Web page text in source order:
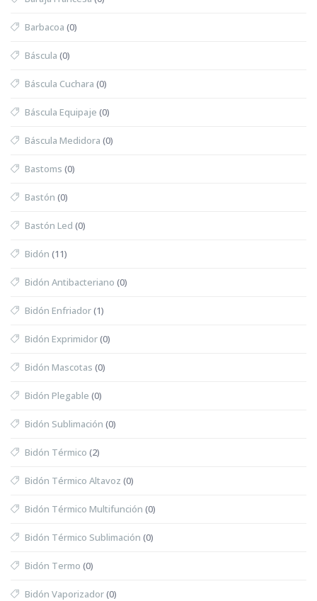
Barbacoa (0)
Báscula (0)
Báscula Cuchara (0)
Báscula Equipaje (0)
Báscula Medidora (0)
Bastoms (0)
Bastón (0)
Bastón Led (0)
Bidón (11)
Bidón Antibacteriano (0)
Bidón Enfriador(1)
Bidón Exprimidor(0)
Bidón Mascotas (0)
Bidón Plegable (0)
Bidón Sublimación (0)
Bidón Térmico (2)
Bidón Térmico Altavoz (0)
Bidón Térmico Multifunción (0)
Bidón Térmico Sublimación (0)
Bidón Termo (0)
Bidón Vaporizador(0)